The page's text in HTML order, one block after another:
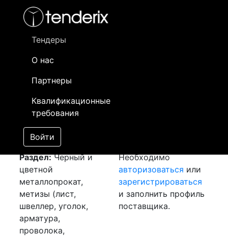
Тендеры
О нас
Партнеры
Квалификационные
требования
Войти
- активный лот
- сохраненный лот (не опубликован)
Закуп: Лента медная
[Завершен]
Лот №:
АУКЦИОН (покупка
товара)
Раздел:Черный и
цветной
металлопрокат,
метизы (лист,
швеллер, уголок,
арматура,
проволока,
Необходимо
авторизоваться или
зарегистрироваться
и заполнить профиль
поставщика.